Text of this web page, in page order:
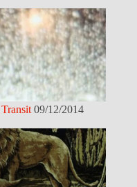
Transit 09/12/2014